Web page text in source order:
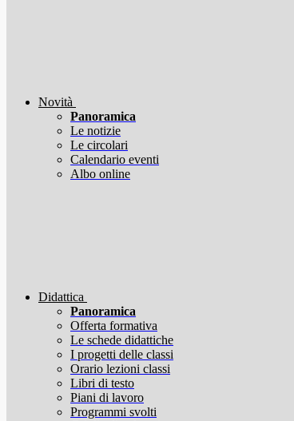
Novità
Panoramica
Le notizie
Le circolari
Calendario eventi
Albo online
Didattica
Panoramica
Offerta formativa
Le schede didattiche
I progetti delle classi
Orario lezioni classi
Libri di testo
Piani di lavoro
Programmi svolti